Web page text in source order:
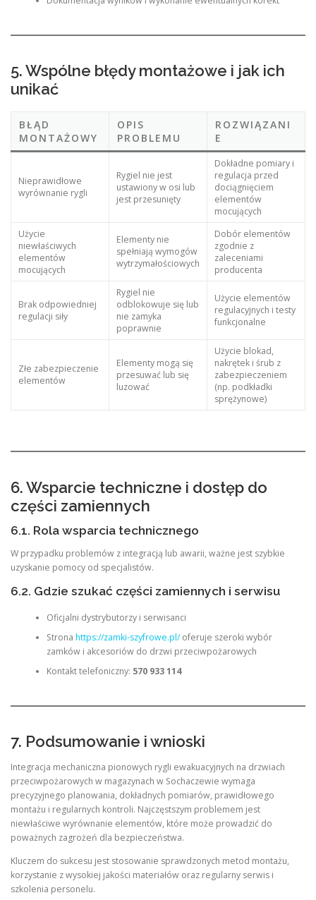
5. Wspólne błędy montażowe i jak ich
unikać
BŁĄD
MONTAŻOWY
OPIS
PROBLEMU
ROZWIĄZANI
E
Nieprawidłowe
wyrównanie rygli
Rygiel nie jest
ustawiony w osi lub
jest przesunięty
Dokładne pomiary i
regulacja przed
dociągnięciem
elementów
mocujących
Użycie
niewłaściwych
elementów
mocujących
Elementy nie
spełniają wymogów
wytrzymałościowych
Dobór elementów
zgodnie z
zaleceniami
producenta
Brak odpowiedniej
regulacji siły
Rygiel nie
odblokowuje się lub
nie zamyka
poprawnie
Użycie elementów
regulacyjnych i testy
funkcjonalne
Złe zabezpieczenie
elementów
Elementy mogą się
przesuwać lub się
luzować
Użycie blokad,
nakrętek i śrub z
zabezpieczeniem
(np. podkładki
sprężynowe)
6. Wsparcie techniczne i dostęp do
części zamiennych
6.1. Rola wsparcia technicznego
W przypadku problemów z integracją lub awarii, ważne jest szybkie
uzyskanie pomocy od specjalistów.
6.2. Gdzie szukać części zamiennych i serwisu
Oficjalni dystrybutorzy i serwisanci
Strona https://zamki-szyfrowe.pl/oferuje szeroki wybór
zamków i akcesoriów do drzwi przeciwpożarowych
Kontakt telefoniczny: 570 933 114
7. Podsumowanie i wnioski
Integracja mechaniczna pionowych rygli ewakuacyjnych na drzwiach
przeciwpożarowych w magazynach w Sochaczewie wymaga
precyzyjnego planowania, dokładnych pomiarów, prawidłowego
montażu i regularnych kontroli. Najczęstszym problemem jest
niewłaściwe wyrównanie elementów, które może prowadzić do
poważnych zagrożeń dla bezpieczeństwa.
Kluczem do sukcesu jest stosowanie sprawdzonych metod montażu,
korzystanie z wysokiej jakości materiałów oraz regularny serwis i
szkolenia personelu.